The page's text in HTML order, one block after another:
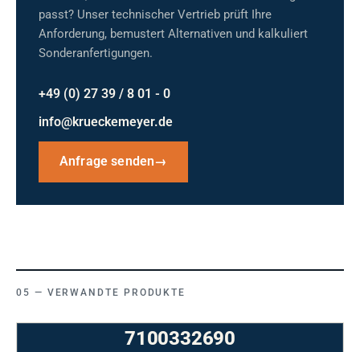
passt? Unser technischer Vertrieb prüft Ihre
Anforderung, bemustert Alternativen und kalkuliert
Sonderanfertigungen.
+49 (0) 27 39 / 8 01 - 0
info@krueckemeyer.de
Anfrage senden→
VERWANDTE PRODUKTE
7100332690